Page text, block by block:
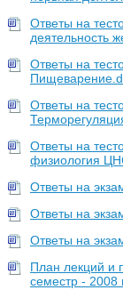
Ответы на
деятельность
Ответы на
Ответы на
Ответы на
физиология
Ответы на
Ответы на
Ответы на
План лекций и
семестр - 2008